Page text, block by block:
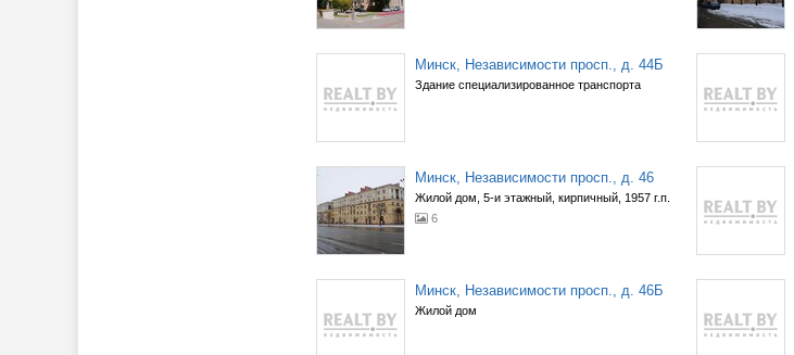
Минск, Независимости просп., д. 44Б
Здание специализированное транспорта
Минск, Независимости просп., д. 46
Жилой дом, 5-и этажный, кирпичный, 1957 г.п.
6
Минск, Независимости просп., д. 46Б
Жилой дом